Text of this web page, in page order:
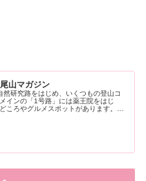
山マガジン
然研究路をはじめ、いくつもの登山コ
インの「1号路」には薬王院をはじ
ころやグルメスポットがあります。1